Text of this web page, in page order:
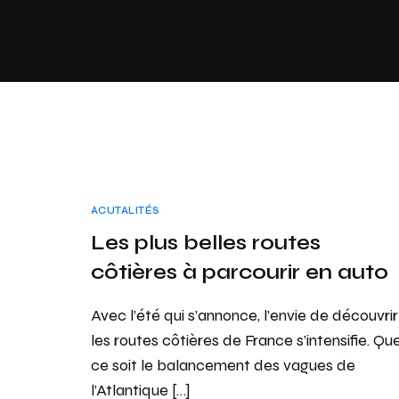
ACUTALITÉS
Les plus belles routes
côtières à parcourir en auto
Avec l’été qui s’annonce, l’envie de découvrir
les routes côtières de France s’intensifie.
ce soit le balancement des vagues de
l’Atlantique […]